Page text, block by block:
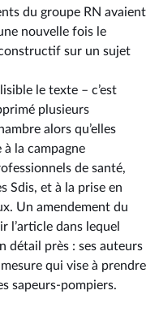
du groupe RN avaient
nouvelle fois le
sur un sujet
le texte –⁠ c’est
plusieurs
alors qu’elles
à la campagne
de santé,
Sdis, et à la prise en
Un amendement du
l’article dans lequel
détail près : ses auteurs
qui vise à prendre
sapeurs-pompiers.